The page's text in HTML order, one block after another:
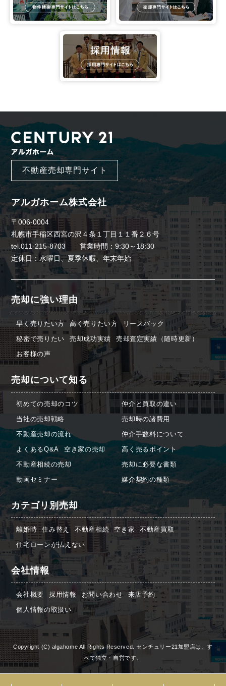
不動産売却専門サイト
アルガホーム株式会社
〒006-0004
札幌市手稲区西宮の沢４条１丁目１１番２６号
tel.011-215-8703 営業時間：9:30～18:30
定休日：水曜日、夏季休暇、年末年始
売却に強い理由
早く売りたい方 高く売りたい方
リースバック
秘密で売りたい
売却成功実績
売却査定実績（随時更新）
お客様の声
売却について知る
初めての売却のコツ
当社の売却戦略
不動産売却の流れ
よくあるQ&A
空き家の売却
不動産相続の売却
動画セミナー
仲介と買取の違い
売却時の諸費用
仲介手数料について
高く売るポイント
売却に必要な書類
媒介契約の種類
カテゴリ別売却
離婚時 住み替え 不動産相続 空き家
不動産買取
住宅ローンが払えない
会社情報
会社概要 採用情報 お問い合わせ
来店予約
個人情報の取扱い
Copyright (C) algahome All Rights Reserved. センチュリー21加盟店は、す
べて独立・自営です。